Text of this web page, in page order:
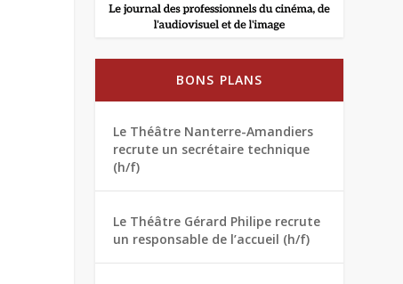
BONS PLANS
Le Théâtre Nanterre-Amandiers
recrute un secrétaire technique
(h/f)
Le Théâtre Gérard Philipe recrute
un responsable de l’accueil (h/f)